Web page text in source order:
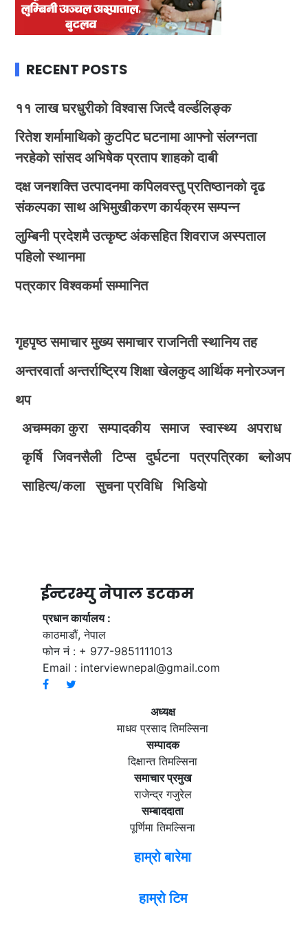
RECENT POSTS
११ लाख घरधुरीको विश्वास जित्दै वर्ल्डलिङ्क
रितेश शर्मामाथिको कुटपिट घटनामा आफ्नो संलग्नता
नरहेको सांसद अभिषेक प्रताप शाहको दाबी
दक्ष जनशक्ति उत्पादनमा कपिलवस्तु प्रतिष्ठानको दृढ
संकल्पका साथ अभिमुखीकरण कार्यक्रम सम्पन्न
लुम्बिनी प्रदेशमै उत्कृष्ट अंकसहित शिवराज अस्पताल
पहिलो स्थानमा
पत्रकार विश्वकर्मा सम्मानित
गृहपृष्ठ समाचार मुख्य समाचार राजनिती स्थानिय तह
अन्तरवार्ता अन्तर्राष्ट्रिय शिक्षा खेलकुद आर्थिक मनोरञ्जन
थप
अचम्मका कुरा
सम्पादकीय समाज स्वास्थ्य
अपराध
कृर्षि
जिवनसैली टिप्स दुर्घटना पत्रपत्रिका
ब्लोअप
साहित्य/कला
सुचना प्रविधि भिडियाे
ईन्टरभ्यु नेपाल डटकम
प्रधान कार्यालय :
काठमाडौं, नेपाल
फोन नं : + 977-9851111013
Email : interviewnepal@gmail.com
अध्यक्ष
माधव प्रसाद तिमल्सिना
सम्पादक
दिक्षान्त तिमल्सिना
समाचार प्रमुख
राजेन्द्र गजुरेल
सम्बाददाता
पूर्णिमा तिमल्सिना
हाम्रो बारेमा
हाम्रो टिम